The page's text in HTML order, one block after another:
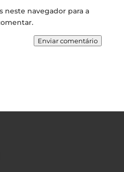
neste navegador para a
Enviar comentário